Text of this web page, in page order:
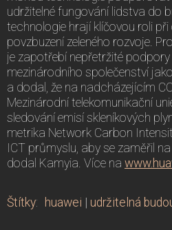
udržitelné fungování lidstva do
technologie hrají klíčovou roli
povzbuzení zeleného rozvoje.
je zapotřebí nepřetržité
mezinárodního společenství
a dodal, že na nadcházejícím
Mezinárodní telekomunikační
sledování emisí skleníkových
metrika Network Carbon
ICT průmyslu, aby se zaměřil
dodal Kamyia. Více na
Štítky: huawei | udržitelná